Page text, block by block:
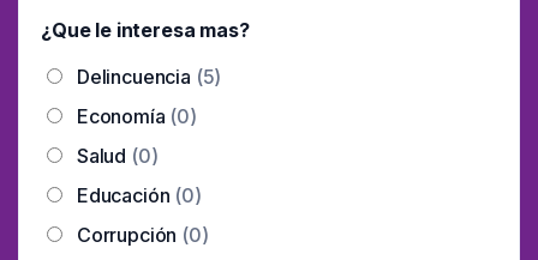
¿Que le interesa mas?
Delincuencia (5)
Economía (0)
Salud (0)
Educación (0)
Corrupción (0)